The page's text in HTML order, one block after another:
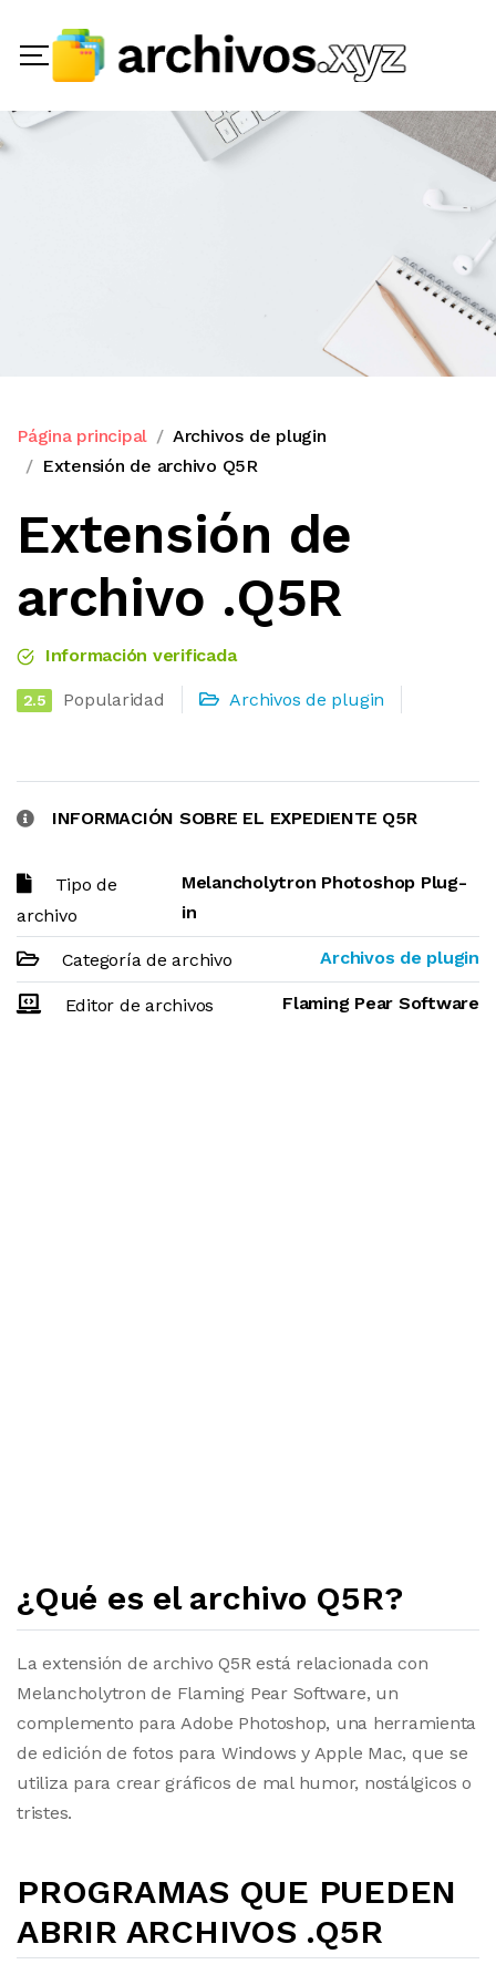
Página principal
Archivos de plugin
Extensión de archivo Q5R
Extensión de
archivo .Q5R
Información verificada
2.5 Popularidad Archivos de plugin
INFORMACIÓN SOBRE EL EXPEDIENTE Q5R
Tipo de
archivo
Melancholytron Photoshop Plug-
in
Categoría de archivo Archivos de plugin
Editor de archivos Flaming Pear Software
¿Qué es el archivo Q5R?
La extensión de archivo Q5R está relacionada con
Melancholytron de Flaming Pear Software, un
complemento para Adobe Photoshop, una herramienta
de edición de fotos para Windows y Apple Mac, que se
utiliza para crear gráficos de mal humor, nostálgicos o
tristes.
PROGRAMAS QUE PUEDEN
ABRIR ARCHIVOS .Q5R